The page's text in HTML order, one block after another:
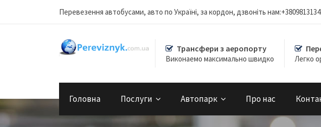
Перевезення автобусами, авто по Україні, за кордон, дзвоніть
Трансфери з аеропорту
Виконаемо максимально швидко Легко
Головна Послуги Автопарк Про нас